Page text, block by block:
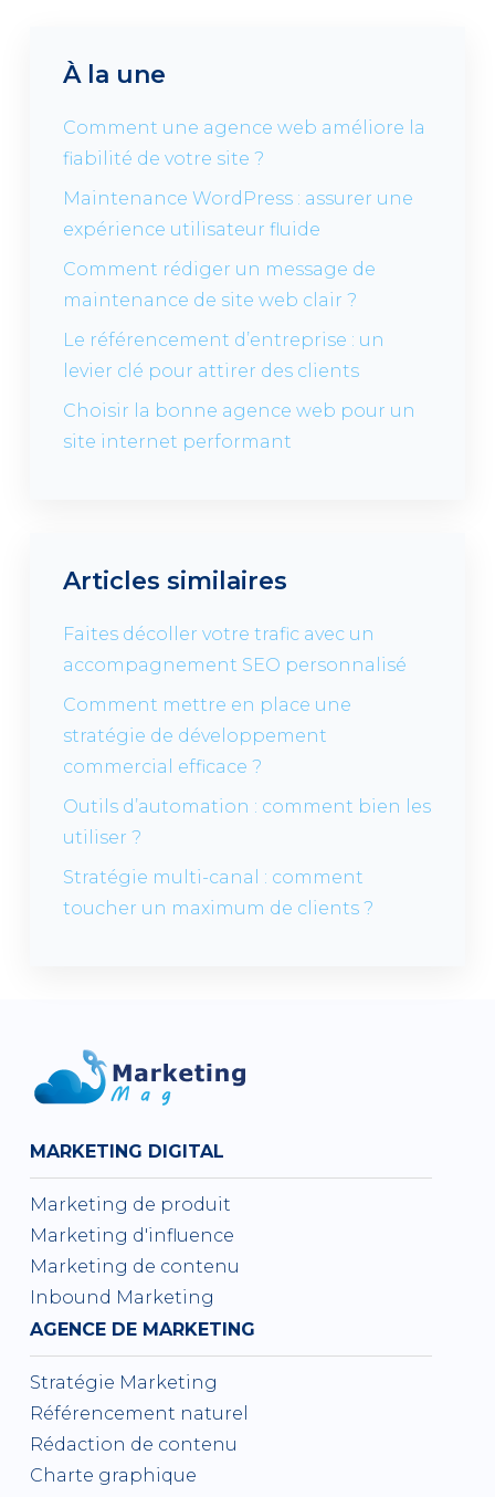
À la une
Comment une agence web améliore la
fiabilité de votre site ?
Maintenance WordPress : assurer une
expérience utilisateur fluide
Comment rédiger un message de
maintenance de site web clair ?
Le référencement d’entreprise : un
levier clé pour attirer des clients
Choisir la bonne agence web pour un
site internet performant
Articles similaires
Faites décoller votre trafic avec un
accompagnement SEO personnalisé
Comment mettre en place une
stratégie de développement
commercial efficace ?
Outils d’automation : comment bien les
utiliser ?
Stratégie multi-canal : comment
toucher un maximum de clients ?
MARKETING DIGITAL
Marketing de produit
Marketing d'influence
Marketing de contenu
Inbound Marketing
AGENCE DE MARKETING
Stratégie Marketing
Référencement naturel
Rédaction de contenu
Charte graphique